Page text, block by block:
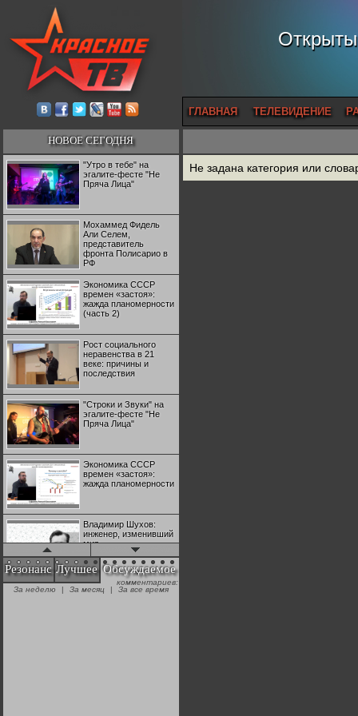
ГЛАВНАЯ ТЕЛЕВИДЕНИЕ
НОВОЕ СЕГОДНЯ
"Утро в тебе" на
эгалите-фесте "Не
Пряча Лица"
Мохаммед Фидель
Али Селем,
представитель
фронта Полисарио в
РФ
Экономика СССР
времен «застоя»:
жажда планомерности
(часть 2)
Рост социального
неравенства в 21
веке: причины и
последствия
"Строки и Звуки" на
эгалите-фесте "Не
Пряча Лица"
Экономика СССР
времен «застоя»:
жажда планомерности
Владимир Шухов:
инженер, изменивший
мир
"Аркадий Коц" на
эгалите-фесте "Не
Резонанс Лучшее Обсуждаемое
комментариев:
За неделю
| За месяц | За все время
Не задана категория или